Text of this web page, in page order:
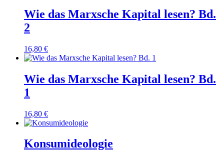
Wie das Marxsche Kapital lesen? Bd.
2
16,80 €
Wie das Marxsche Kapital lesen? Bd.
1
16,80 €
Konsumideologie